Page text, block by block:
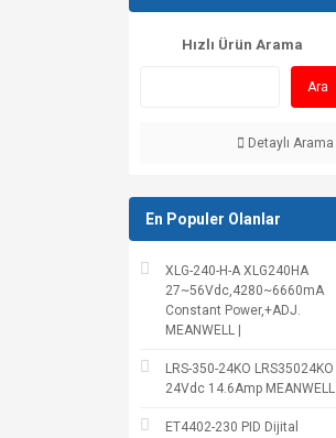
Hızlı Ürün Arama
Ara
Detaylı Arama
En Populer Olanlar
XLG-240-H-A XLG240HA
27~56Vdc,4280~6660mA
Constant Power,+ADJ.
MEANWELL |
LRS-350-24KO LRS35024KO
24Vdc 14.6Amp MEANWELL |
ET4402-230 PID Dijital